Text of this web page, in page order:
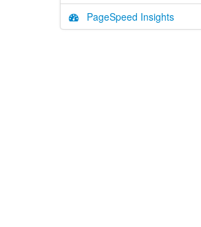
PageSpeed Insights